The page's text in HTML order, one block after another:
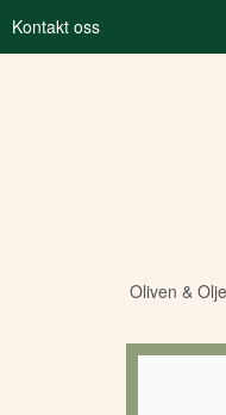
Kontakt oss
Oliven &